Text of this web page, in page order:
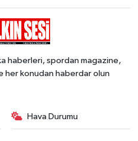
haberleri, spordan magazine,
her konudan haberdar olun
Hava Durumu